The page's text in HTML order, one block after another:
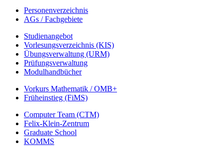
Personenverzeichnis
AGs / Fachgebiete
Studienangebot
Vorlesungsverzeichnis (KIS)
Übungsverwaltung (URM)
Prüfungsverwaltung
Modulhandbücher
Vorkurs Mathematik / OMB+
Früheinstieg (FiMS)
Computer Team (CTM)
Felix-Klein-Zentrum
Graduate School
KOMMS